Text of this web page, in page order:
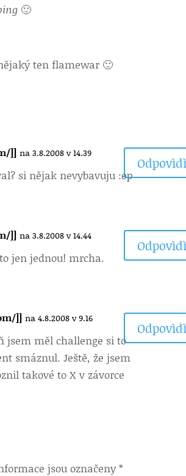
🙂
ten flamewar 🙂
]] na 3.8.2008 v 14.39
si nějak nevybavuju :ep
]] na 3.8.2008 v 14.44
jen jednou! mrcha.
]] na 4.8.2008 v 9.16
jsem měl challenge si to
smáznul. Ještě, že jsem
takové to X v závorce
jsou označeny*